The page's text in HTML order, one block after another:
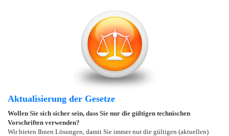
Aktualisierung der Gesetze
Wollen Sie sich sicher sein, dass Sie nur die gültigen technischen
Vorschriften verwenden?
Wir bieten Ihnen Lösungen, damit Sie immer nur die gültigen (aktuellen)